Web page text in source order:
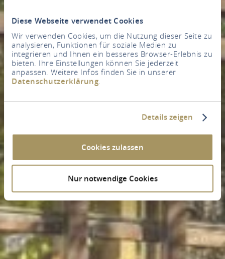
Diese Webseite verwendet Cookies
Wir verwenden Cookies, um die Nutzung dieser Seite zu
analysieren, Funktionen für soziale Medien zu
integrieren und Ihnen ein besseres Browser-Erlebnis zu
bieten. Ihre Einstellungen können Sie jederzeit
anpassen. Weitere Infos finden Sie in unserer
Datenschutzerklärung.
Details zeigen
Cookies zulassen
Nur notwendige Cookies